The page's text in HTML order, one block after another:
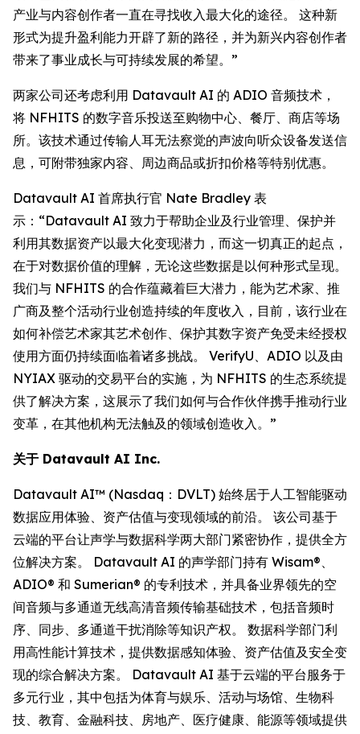
产业与内容创作者一直在寻找收入最大化的途径。 这种新
形式为提升盈利能力开辟了新的路径，并为新兴内容创作者
带来了事业成长与可持续发展的希望。”
两家公司还考虑利用 Datavault AI 的 ADIO 音频技术，
将 NFHITS 的数字音乐投送至购物中心、餐厅、商店等场
所。该技术通过传输人耳无法察觉的声波向听众设备发送信
息，可附带独家内容、周边商品或折扣价格等特别优惠。
Datavault AI 首席执行官 Nate Bradley 表
示：“Datavault AI 致力于帮助企业及行业管理、保护并
利用其数据资产以最大化变现潜力，而这一切真正的起点，
在于对数据价值的理解，无论这些数据是以何种形式呈现。
我们与 NFHITS 的合作蕴藏着巨大潜力，能为艺术家、推
广商及整个活动行业创造持续的年度收入，目前，该行业在
如何补偿艺术家其艺术创作、保护其数字资产免受未经授权
使用方面仍持续面临着诸多挑战。 VerifyU、ADIO 以及由
NYIAX 驱动的交易平台的实施，为 NFHITS 的生态系统提
供了解决方案，这展示了我们如何与合作伙伴携手推动行业
变革，在其他机构无法触及的领域创造收入。”
关于 Datavault AI Inc.
Datavault AI™ (Nasdaq：DVLT) 始终居于人工智能驱动
数据应用体验、资产估值与变现领域的前沿。 该公司基于
云端的平台让声学与数据科学两大部门紧密协作，提供全方
位解决方案。 Datavault AI 的声学部门持有 Wisam®、
ADIO® 和 Sumerian® 的专利技术，并具备业界领先的空
间音频与多通道无线高清音频传输基础技术，包括音频时
序、同步、多通道干扰消除等知识产权。 数据科学部门利
用高性能计算技术，提供数据感知体验、资产估值及安全变
现的综合解决方案。 Datavault AI 基于云端的平台服务于
多元行业，其中包括为体育与娱乐、活动与场馆、生物科
技、教育、金融科技、房地产、医疗健康、能源等领域提供